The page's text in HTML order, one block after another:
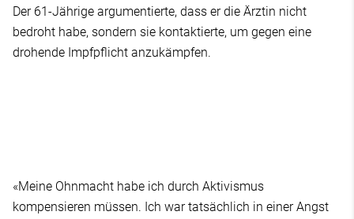
Der 61-Jährige argumentierte, dass er die Ärztin nicht
bedroht habe, sondern sie kontaktierte, um gegen eine
drohende Impfpflicht anzukämpfen.
«Meine Ohnmacht habe ich durch Aktivismus
kompensieren müssen. Ich war tatsächlich in einer Angst